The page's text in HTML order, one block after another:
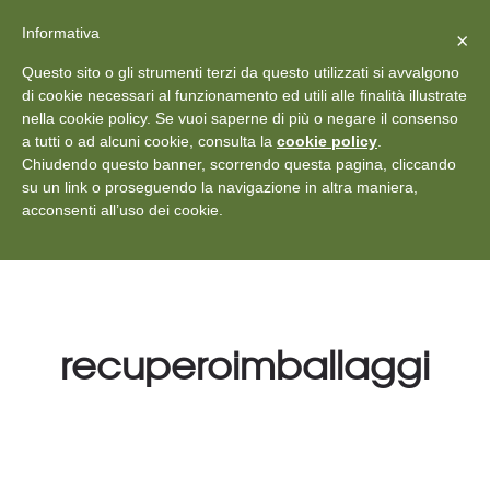
+39 011 18867102 info@aceper.it Statuto
Aceper
recuperoimballaggi
Vedi: Protezione dei dati personali ×
Informativa
Questo sito o gli strumenti terzi da questo utilizzati si avvalgono
di cookie necessari al funzionamento ed utili alle finalità illustrate
nella cookie policy. Se vuoi saperne di più o negare il consenso
a tutti o ad alcuni cookie, consulta la cookie policy
Chiudendo questo banner, scorrendo questa pagina, cliccando
su un link o proseguendo la navigazione in altra maniera,
acconsenti all’uso dei cookie.